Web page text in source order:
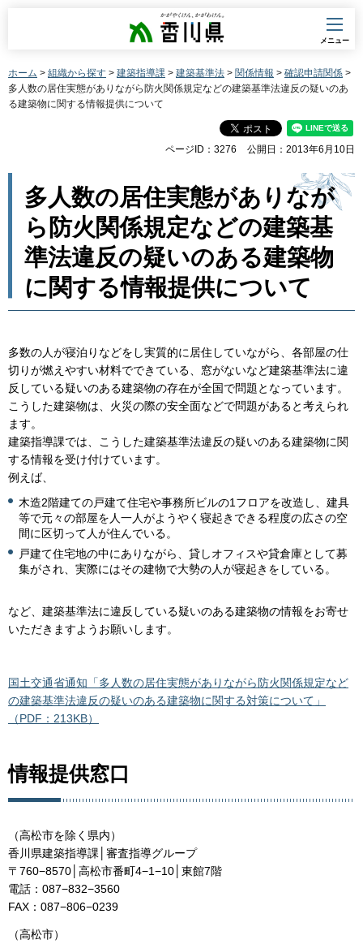
香川県
メニュー
ホーム > 組織から探す > 建築指導課 > 建築基準法 > 関係情報 > 確認申請関係 >
多人数の居住実態がありながら防火関係規定などの建築基準法違反の疑いのあ
る建築物に関する情報提供について
ページID：3276 公開日：2013年6月10日
多人数の居住実態がありなが
ら防火関係規定などの建築基
準法違反の疑いのある建築物
に関する情報提供について
多数の人が寝泊りなどをし実質的に居住していながら、各部屋の仕
切りが燃えやすい材料でできている、窓がないなど建築基準法に違
反している疑いのある建築物の存在が全国で問題となっています。
こうした建築物は、火災の際の安全面などで問題があると考えられ
ます。
建築指導課では、こうした建築基準法違反の疑いのある建築物に関
する情報を受け付けています。
例えば、
木造2階建ての戸建て住宅や事務所ビルの1フロアを改造し、建具
等で元々の部屋を人一人がようやく寝起きできる程度の広さの空
間に区切って人が住んでいる。
戸建て住宅地の中にありながら、貸しオフィスや貸倉庫として募
集がされ、実際にはその建物で大勢の人が寝起きをしている。
など、建築基準法に違反している疑いのある建築物の情報をお寄せ
いただきますようお願いします。
国土交通省通知「多人数の居住実態がありながら防火関係規定など
の建築基準法違反の疑いのある建築物に関する対策について」
（PDF：213KB）
情報提供窓口
（高松市を除く県内）
香川県建築指導課│審査指導グループ
〒760−8570│高松市番町4−1−10│東館7階
電話：087−832−3560
FAX：087−806−0239
（高松市）